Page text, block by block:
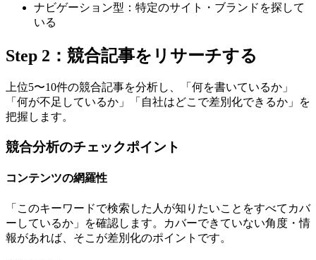
ナビゲーション型：特定のサイト・ブランドを探して
いる
Step 2：競合記事をリサーチする
上位5〜10件の競合記事を分析し、「何を書いているか」
「何が不足しているか」「自社はどこで差別化できるか」を
把握します。
競合分析のチェックポイント
コンテンツの網羅性
「このキーワードで検索した人が知りたいことをすべてカバ
ーしているか」を確認します。カバーできていない角度・情
報があれば、そこが差別化のポイントです。